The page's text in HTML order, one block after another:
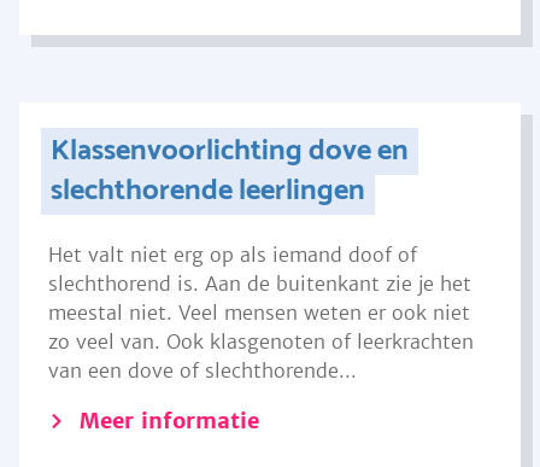
Klassenvoorlichting dove en
slechthorende leerlingen
Het valt niet erg op als iemand doof of
slechthorend is. Aan de buitenkant zie je het
meestal niet. Veel mensen weten er ook niet
zo veel van. Ook klasgenoten of leerkrachten
van een dove of slechthorende...
Meer informatie